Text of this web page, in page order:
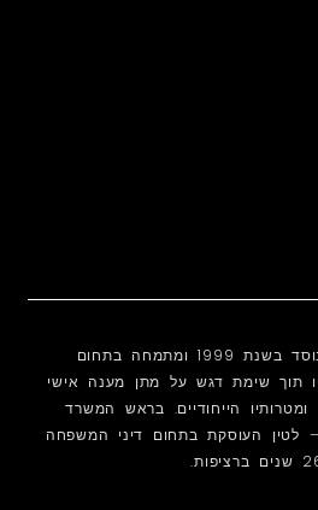
משרד עו"ד אונגר – לטין נוסד בשנת 1999 ומתמחה בתחום
תוך שימת דגש על מתן מענה אישי
ומטרותיו הייחודיים. בראש המשרד
– לטין העוסקת בתחום דיני המשפחה